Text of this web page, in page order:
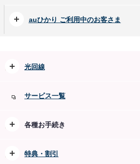
auひかり ご利用中のお客さま
開く
光回線
開く
サービス一覧
各種お手続き
開く
特典・割引
開く